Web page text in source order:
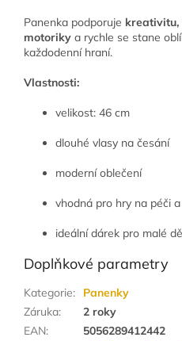
Panenka podporuje kreativitu,
motoriky a rychle se stane
každodenní hraní.
Vlastnosti:
velikost: 46 cm
dlouhé vlasy na česání
moderní oblečení
vhodná pro hry na péči
ideální dárek pro malé
Doplňkové parametry
Kategorie:
Panenky
Záruka:
2 roky
EAN:
5056289412442